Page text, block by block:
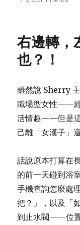
眼
太
「
聲
右邊轉，
也？！
雖然說 Sherry
職場型女性——經
活情趣——但是這
己離「女漢子」
話說原本打算在
的前一天碰到浴
手機查詢怎麼處
把？」，以及「
到止水閥——位置